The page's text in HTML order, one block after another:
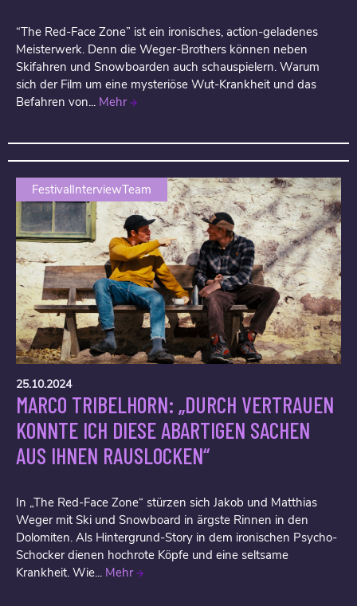
“The Red-Face Zone” ist ein ironisches, action-geladenes
Meisterwerk. Denn die Weger-Brothers können neben
Skifahren und Snowboarden auch schauspielern. Warum
sich der Film um eine mysteriöse Wut-Krankheit und das
Befahren von... Mehr
FestivalInterviewTeam
25.10.2024
MARCO TRIBELHORN: „DURCH VERTRAUEN
KONNTE ICH DIESE ABARTIGEN SACHEN
AUS IHNEN RAUSLOCKEN“
In „The Red-Face Zone“ stürzen sich Jakob und Matthias
Weger mit Ski und Snowboard in ärgste Rinnen in den
Dolomiten. Als Hintergrund-Story in dem ironischen Psycho-
Schocker dienen hochrote Köpfe und eine seltsame
Krankheit. Wie... Mehr